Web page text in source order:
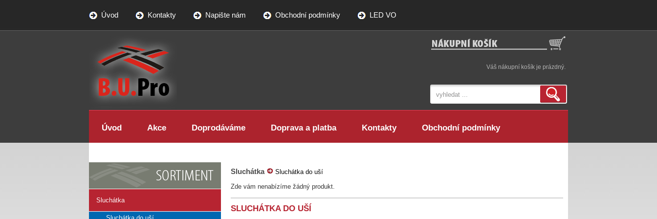
Úvod Kontakty Napište nám Obchodní podmínky LED VO
BUPRO - specialista na LED
Váš nákupní košík je prázdný.
Úvod Akce Doprodáváme Doprava a platba Kontakty Obchodní podmínky
Sluchátka
Sluchátka do uší
Zde vám nenabízíme žádný produkt.
SLUCHÁTKA DO UŠÍ
Sluchátka